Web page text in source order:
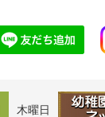
木曜日